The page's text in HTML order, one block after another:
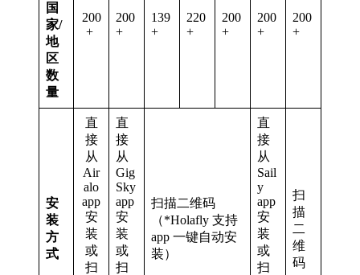
国
家/
地
区
数
量
200
+
200
+
139
+
220
+
200
+
200
+
200
+
安
装
方
式
直
接
从
Air
alo
app
安
装
或
扫
直
接
从
Gig
Sky
app
安
装
或
扫
扫描二维码
（*Holafly 支持
app 一键自动安
装）
直
接
从
Sail
y
app
安
装
或
扫
扫
描
二
维
码